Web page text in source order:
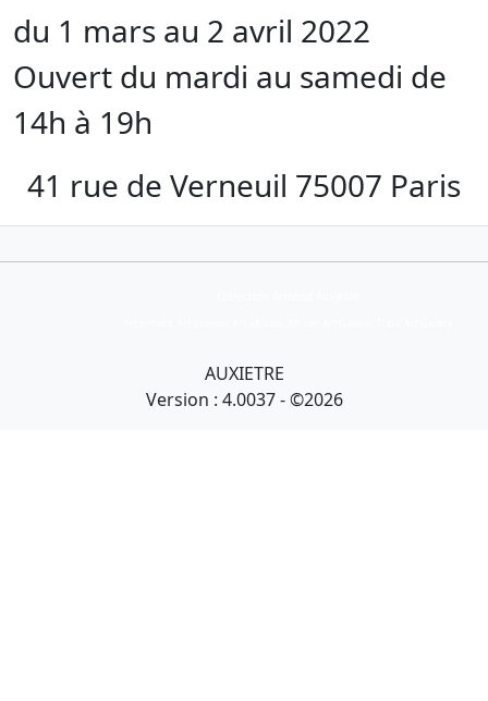
du 1 mars au 2 avril 2022
Ouvert du mardi au samedi de
14h à 19h
41 rue de Verneuil 75007 Paris
AUXIETRE
Version : 4.0037 - ©2026